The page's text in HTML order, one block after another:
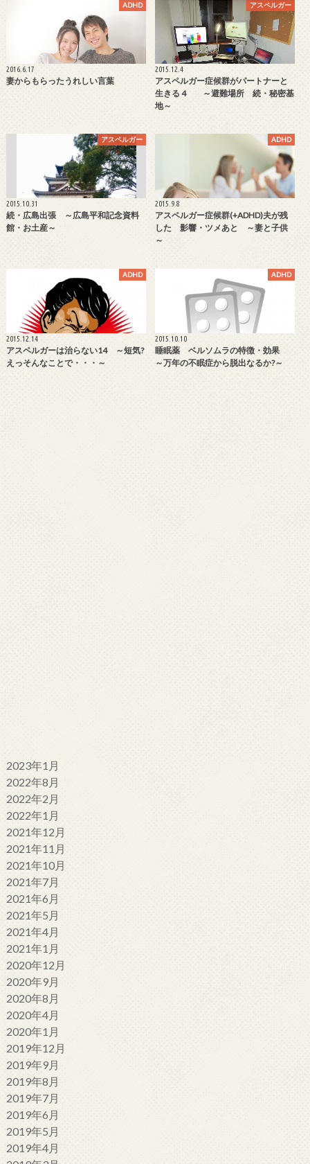
ADHD
2016.6.17
妻からもらったうれしい言葉
アスペルガー
2015.12.4
アスペルガー症候群がパートナーと
生きる 4 ～避難場所 続・秘密基
地～
アスペルガー
2015.10.31
続・広島出張 ～広島平和記念資料
館・お土産～
ADHD
2015.9.8
アスペルガー症候群(+ADHD)夫が残
した 影響・ツメあと ～妻と子供
～
ADHD
2015.12.14
アスペルガーは治らない14 ～短気?
えっそんなことで・・・～
ADHD
2015.10.10
睡眠薬 ベルソムラの特徴・効果
～万年の不眠症から脱出なるか?～
2023年1月
2022年8月
2022年2月
2022年1月
2021年12月
2021年11月
2021年10月
2021年7月
2021年6月
2021年5月
2021年4月
2021年1月
2020年12月
2020年9月
2020年8月
2020年4月
2020年1月
2019年12月
2019年9月
2019年8月
2019年7月
2019年6月
2019年5月
2019年4月